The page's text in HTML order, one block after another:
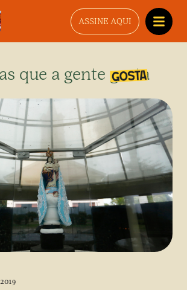
ASSINE AQUI
que a gente gosta